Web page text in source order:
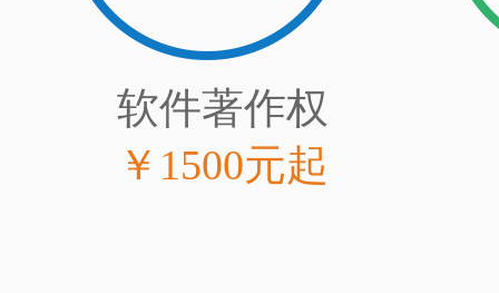
软件著作权
￥1500元起